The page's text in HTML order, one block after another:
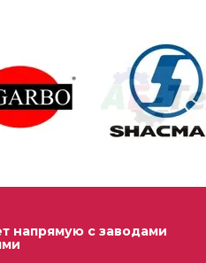
напрямую с заводами